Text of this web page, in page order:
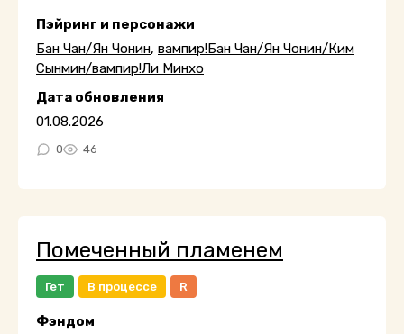
Пэйринг и персонажи
Бан Чан/Ян Чонин, вампир!Бан Чан/Ян Чонин/Ким
Сынмин/вампир!Ли Минхо
Дата обновления
01.08.2026
0 46
Помеченный пламенем
Гет В процессе R
Фэндом